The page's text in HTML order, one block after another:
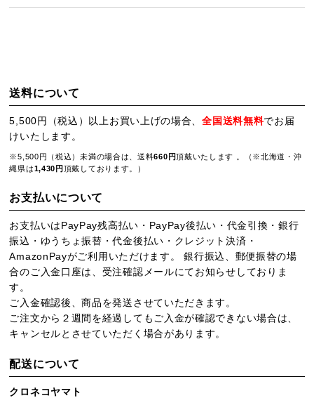
送料について
5,500円（税込）以上お買い上げの場合、全国送料無料でお届
けいたします。
※5,500円（税込）未満の場合は、送料660円頂戴いたします 。（※北海道・沖
縄県は1,430円 頂戴しております。）
お支払いについて
お支払いはPayPay残高払い・PayPay後払い・代金引換・銀行
振込・ゆうちょ振替・代金後払い・クレジット決済・
AmazonPayがご利用いただけます。 銀行振込、郵便振替の場
合のご入金口座は、受注確認メールにてお知らせしておりま
す。
ご入金確認後、商品を発送させていただきます。
ご注文から２週間を経過してもご入金が確認できない場合は、
キャンセルとさせていただく場合があります。
配送について
クロネコヤマト